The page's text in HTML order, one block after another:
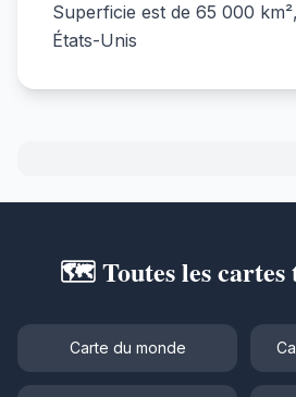
Superficie est de 65 000
États-Unis
🗺️ Toutes les cartes
Carte du monde